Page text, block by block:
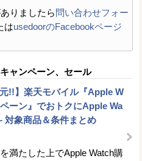
りましたら問い合わせフォー
はusedoorのFacebookページ
ャンペーン、セール
元!!】楽天モバイル『Apple W
ーン』でおトクにApple Wa
対象商品＆条件まとめ
満たした上でApple Watch購